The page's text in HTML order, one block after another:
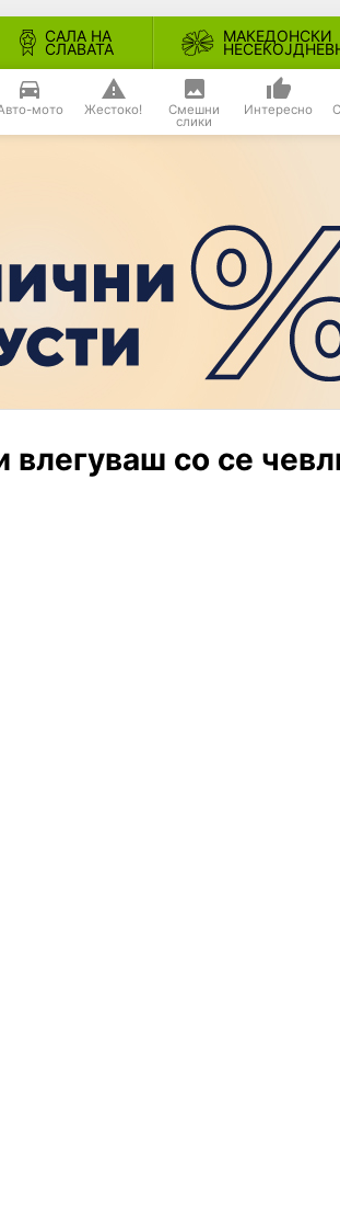
САЛА НА
СЛАВАТА
МАКЕДОНСКИ
мото Жестоко! Смешни
слики
Интересно
влегуваш со се